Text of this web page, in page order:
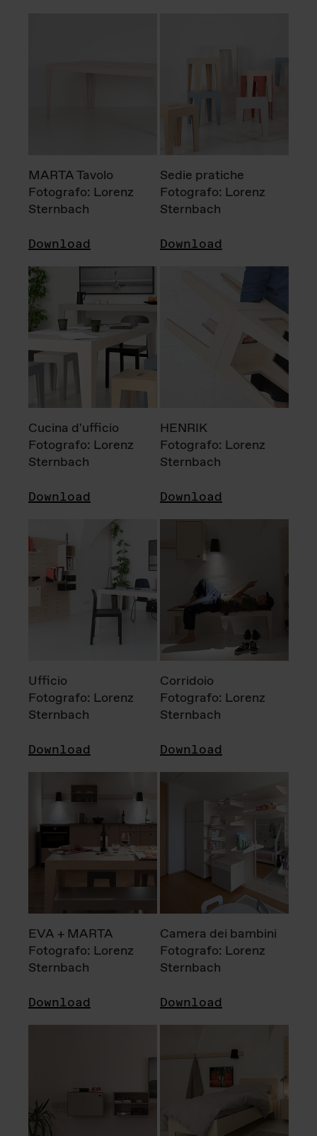
MARTA Tavolo
Fotografo: Lorenz
Sternbach
Download
Sedie pratiche
Fotografo: Lorenz
Sternbach
Download
Cucina d'ufficio
Fotografo: Lorenz
Sternbach
Download
HENRIK
Fotografo: Lorenz
Sternbach
Download
Ufficio
Fotografo: Lorenz
Sternbach
Download
Corridoio
Fotografo: Lorenz
Sternbach
Download
EVA + MARTA
Fotografo: Lorenz
Sternbach
Download
Camera dei bambini
Fotografo: Lorenz
Sternbach
Download